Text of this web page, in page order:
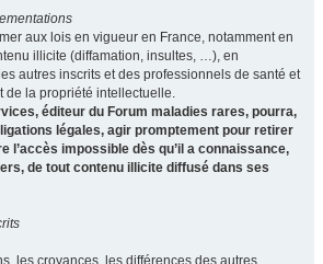
aux lois en vigueur en France, notamment en
illicite (diffamation, insultes, …), en
autres inscrits et des professionnels de santé et
de la propriété intellectuelle.
éditeur du Forum maladies rares, pourra,
légales, agir promptement pour retirer
l’accès impossible dès qu’il a connaissance,
de tout contenu illicite diffusé dans ses
les croyances, les différences des autres